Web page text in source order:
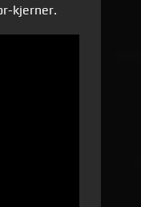
kjerner.